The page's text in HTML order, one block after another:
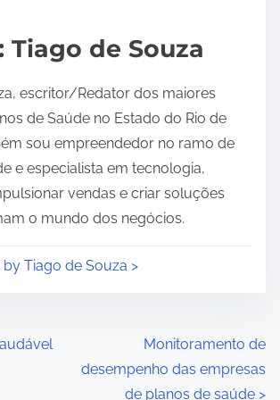
de Souza
escritor/Redator dos maiores
de Saúde no Estado do Rio de
sou empreendedor no ramo de
e especialista em tecnologia,
vendas e criar soluções
o mundo dos negócios.
Tiago de Souza >
Monitoramento de
desempenho das empresas
de planos de saúde >